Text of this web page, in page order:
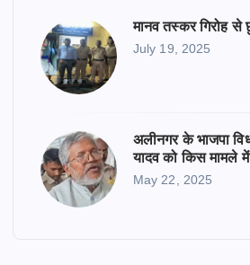
मानव तस्कर गिरोह से
July 19, 2025
अलीनगर के भाजपा
यादव को किस मामले
May 22, 2025